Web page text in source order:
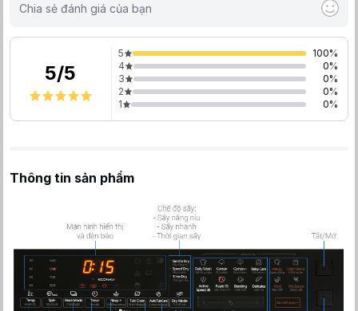
Chia sẻ đánh giá của bạn
5/5
5 100%
4
0%
3
0%
2
0%
1
0%
Thông tin sản phẩm